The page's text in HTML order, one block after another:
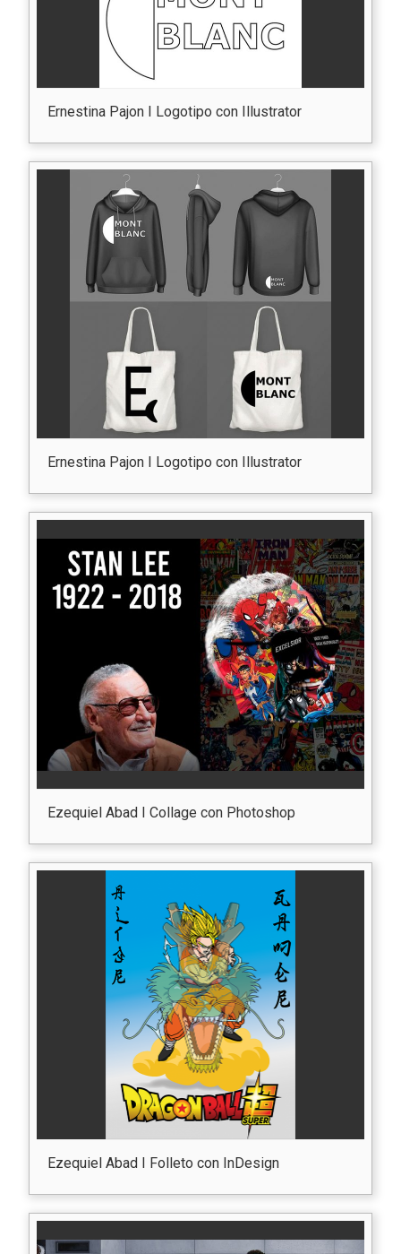
Ernestina Pajon I Logotipo con Illustrator
Ernestina Pajon I Logotipo con Illustrator
Ezequiel Abad I Collage con Photoshop
Ezequiel Abad I Folleto con InDesign